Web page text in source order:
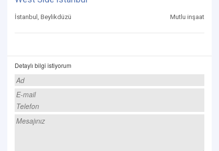
İstanbul, Beylikdüzü Mutlu inşaat
Detaylı bilgi istiyorum